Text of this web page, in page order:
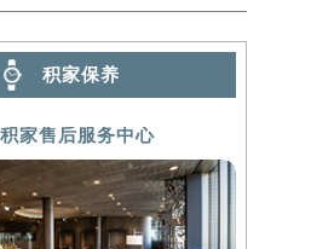
积家保养
家售后服务中心